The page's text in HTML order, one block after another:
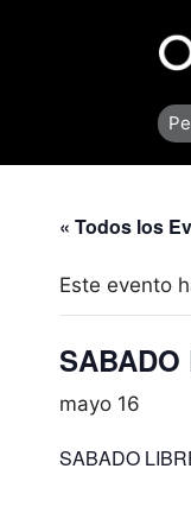
« Todos los
Este evento
SABADO
mayo 16
SABADO